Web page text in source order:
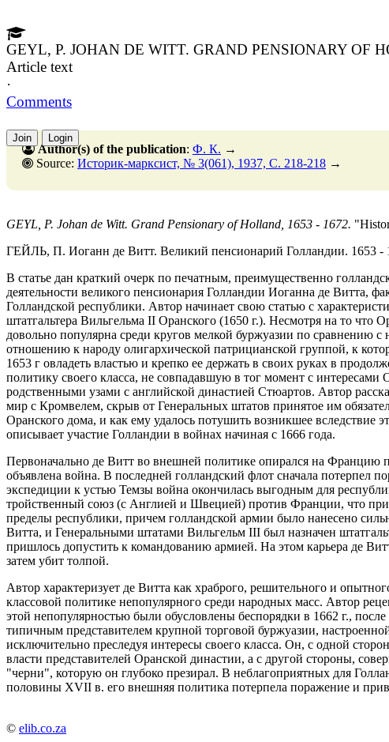
GEYL, P. JOHAN DE WITT. GRAND PENSIONARY OF
Article text
·
Comments
Join Login
Author(s) of the publication: Ф. К. →
Source: Историк-марксист, № 3(061), 1937, C. 218-218 →
GEYL, P. Johan de Witt. Grand Pensionary of Holland, 1653 - 1672.
ГЕЙЛЬ, П. Иоганн де Витт. Великий пенсионарий Голландии. 1653 -
В статье дан краткий очерк по печатным, преимущественно
деятельности великого пенсионария Голландии Иоганна де Витта,
Голландской республики. Автор начинает свою статью с
штатгальтера Вильгельма II Оранского (1650 г.). Несмотря на то что
довольно популярна среди кругов мелкой буржуазии по сравнению
отношению к народу олигархической патрицианской группой, к
1653 г овладеть властью и крепко ее держать в своих руках в
политику своего класса, не совпадавшую в тог момент с интересами
родственными узами с английской династией Стюартов. Автор
мир с Кромвелем, скрыв от Генеральных штатов принятое им
Оранского дома, и как ему удалось потушить возникшее вследствие
описывает участие Голландии в войнах начиная с 1666 года.
Первоначально де Витт во внешней политике опирался на Францию
объявлена война. В последней голландский флот сначала потерпел
экспедиции к устью Темзы война окончилась выгодным для
тройственный союз (с Англией и Швецией) против Франции, что
пределы республики, причем голландской армии было нанесено
Витта, и Генеральными штатами Вильгельм III был назначен
пришлось допустить к командованию армией. На этом карьера де
затем убит толпой.
Автор характеризует де Витта как храброго, решительного и
классовой политике непопулярного среди народных масс. Автор
этой непопулярностью были обусловлены беспорядки в 1662 г.,
типичным представителем крупной торговой буржуазии,
исключительно преследуя интересы своего класса. Он, с одной
власти представителей Оранской династии, а с другой стороны,
"черни", которую он глубоко презирал. В неблагоприятных для
половины XVII в. его внешняя политика потерпела поражение и
© elib.co.za